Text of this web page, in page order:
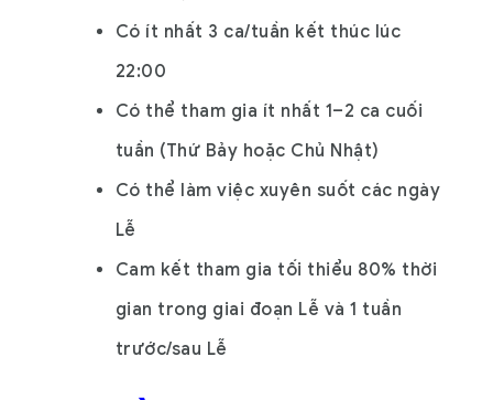
Có ít nhất 3 ca/tuần kết thúc lúc
22:00
Có thể tham gia ít nhất 1–2 ca cuối
tuần (Thứ Bảy hoặc Chủ Nhật)
Có thể làm việc xuyên suốt các ngày
Lễ
Cam kết tham gia tối thiểu 80% thời
gian trong giai đoạn Lễ và 1 tuần
trước/sau Lễ